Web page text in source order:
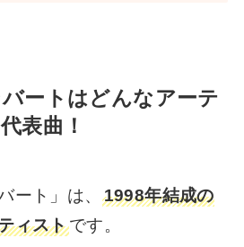
ートはどんなアーテ
表曲！
ート」は、 1998年結成の
ィストです。